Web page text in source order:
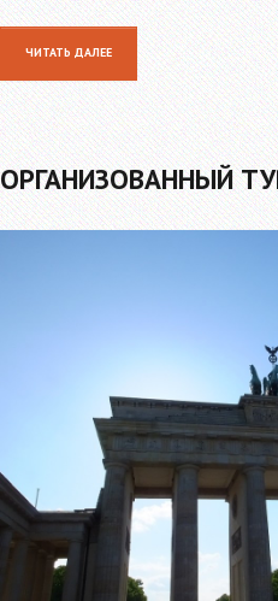
ЧИТАТЬ ДАЛЕЕ
ОРГАНИЗОВАННЫЙ